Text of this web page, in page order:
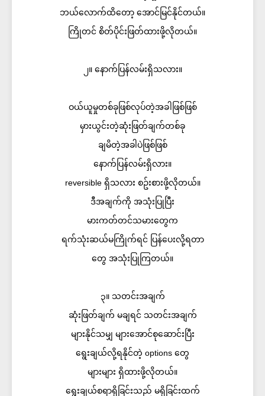
ဘယ်လောက်ထိတော့ အောင်မြင်နိုင်တယ်။
ကြိုတင် စိတ်ပိုင်းဖြတ်ထားဖို့လိုတယ်။
၂။ နောက်ပြန်လမ်းရှိသလား။
ဝယ်ယူမှုတစ်ခုဖြစ်လုပ်တဲ့အခါဖြစ်ဖြစ်
မှားယွင်းတဲ့ဆုံးဖြတ်ချက်တစ်ခု
ချမိတဲ့အခါပဲဖြစ်ဖြစ်
နောက်ပြန်လမ်းရှိလား။
reversible ရှိသလား စဥ်းစားဖို့လိုတယ်။
ဒီအချက်ကို အသုံးပြုပြီး
မားကတ်တင်သမားတွေက
ရက်သုံးဆယ်မကြိုက်ရင် ပြန်ပေးလို့ရတာ
တွေ အသုံးပြုကြတယ်။
၃။ သတင်းအချက်
ဆုံးဖြတ်ချက် မချရင် သတင်းအချက်
များနိုင်သမျှ များအောင်စုဆောင်းပြီး
ရွေးချယ်လို့ရနိုင်တဲ့ options တွေ
များများ ရှိထားဖို့လိုတယ်။
ရွေးချယ်စရာရှိခြင်းသည် မရှိခြင်းထက်